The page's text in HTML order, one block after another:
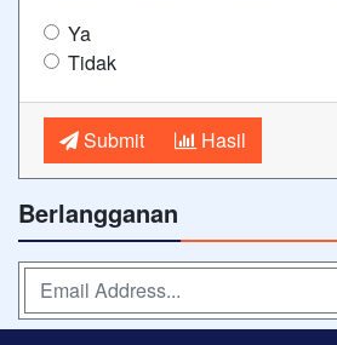
Ya
Tidak
Submit Hasil
Berlangganan